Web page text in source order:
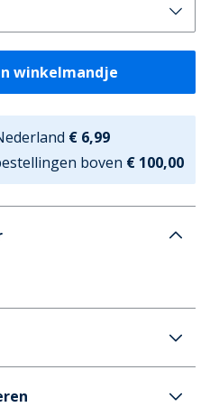
winkelmandje
€ 6,99
boven € 100,00